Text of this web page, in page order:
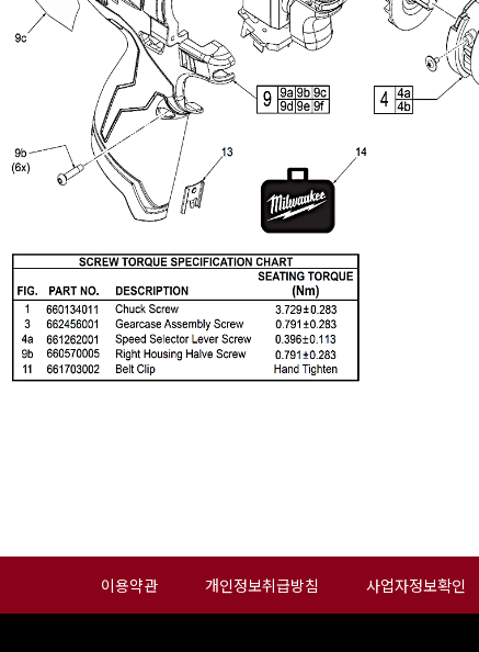
이용약관 개인정보취급방침 사업자정보확인